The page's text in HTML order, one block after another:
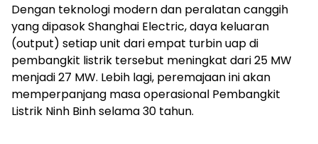
Dengan teknologi modern dan peralatan canggih
yang dipasok Shanghai Electric, daya keluaran
(output) setiap unit dari empat turbin uap di
pembangkit listrik tersebut meningkat dari 25 MW
menjadi 27 MW. Lebih lagi, peremajaan ini akan
memperpanjang masa operasional Pembangkit
Listrik Ninh Binh selama 30 tahun.